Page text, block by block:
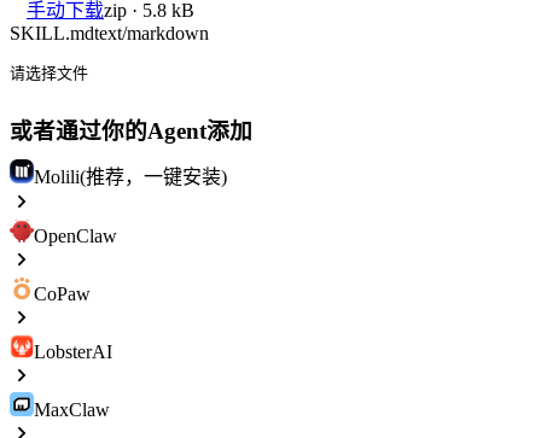
手动下载zip · 5.8 kB
SKILL.mdtext/markdown
请选择文件
或者通过你的Agent添加
Molili(推荐，一键安装)
OpenClaw
CoPaw
LobsterAI
MaxClaw